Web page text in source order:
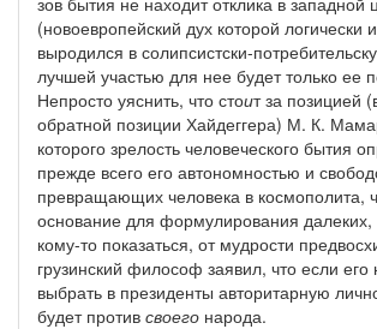
(новоевропейский дух которой логически
выродился в солипсистски-
лучшей участью для нее будет только ее
Непросто уяснить, что стоит за позицией
обратной позиции Хайдеггера) М. К.
которого зрелость человеческого бытия
прежде всего его автономностью и
превращающих человека в космополита,
основание для формулирования далеких,
кому-то показаться, от мудрости
грузинский философ заявил, что если
выбрать в президенты авторитарную
будет против своего народа.